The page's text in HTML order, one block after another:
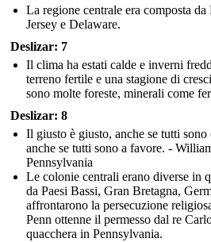
La regione centrale era composta
Jersey e Delaware.
Deslizar: 7
Il clima ha estati calde e inverni
terreno fertile e una stagione di
sono molte foreste, minerali come
Deslizar: 8
Il giusto è giusto, anche se tutti
anche se tutti sono a favore. -
Pennsylvania
Le colonie centrali erano diverse in
da Paesi Bassi, Gran Bretagna,
affrontarono la persecuzione
Penn ottenne il permesso dal re
quacchera in Pennsylvania.